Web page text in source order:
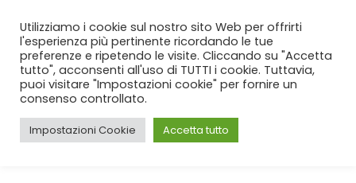
SPEDIZIONE GRATUITA per ordini da 99€!
CASA SHOP PASQUA RUNNER
Utilizziamo i cookie sul nostro sito Web per offrirti
l'esperienza più pertinente ricordando le tue
preferenze e ripetendo le visite. Cliccando su "Accetta
tutto", acconsenti all'uso di TUTTI i cookie. Tuttavia,
puoi visitare "Impostazioni cookie" per fornire un
consenso controllato.
Impostazioni Cookie Accetta tutto